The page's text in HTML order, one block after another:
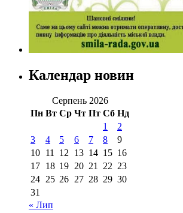
Календар новин
Серпень 2026
Пн Вт Ср Чт Пт Сб Нд
1
2
3
4 5 6 7 8
9
10 11 12 13 14 15 16
17 18 19 20 21 22 23
24 25 26 27 28 29 30
31
« Лип